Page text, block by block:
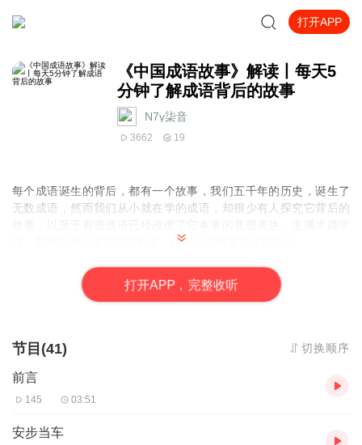
打开APP
《中国成语故事》解读丨每天5
分钟了解成语背后的故事
N7y柒音
3662 19
每个成语诞生的背后，都有一个故事，我们五千年的历史，诞生了
无数成语，然而我们从小就在学的成语，却很少有人探究它背后的
浅，希望以本人不成熟的解读，让自己了解更多传统文化。
打开APP，完整收听
节目(41) 切换顺序
前言
145 03:51
安步当车